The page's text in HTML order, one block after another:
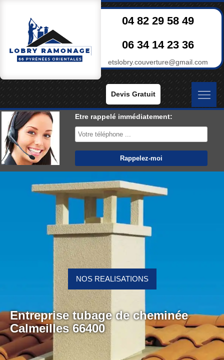
04 82 29 58 49
06 34 14 23 36
etslobry.couverture@gmail.com
Devis Gratuit
Etre rappelé immédiatement:
Entreprise tubage de cheminée
Calmeilles 66400
NOS REALISATIONS